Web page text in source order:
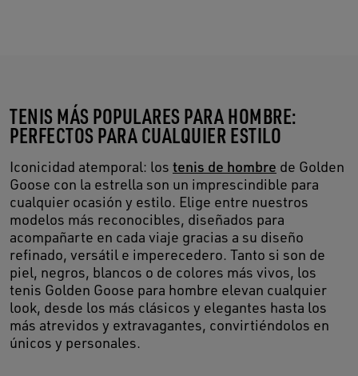
TENIS MÁS POPULARES PARA HOMBRE:
PERFECTOS PARA CUALQUIER ESTILO
Iconicidad atemporal: los tenis de hombre de Golden
Goose con la estrella son un imprescindible para
cualquier ocasión y estilo. Elige entre nuestros
modelos más reconocibles, diseñados para
acompañarte en cada viaje gracias a su diseño
refinado, versátil e imperecedero. Tanto si son de
piel, negros, blancos o de colores más vivos, los
tenis Golden Goose para hombre elevan cualquier
look, desde los más clásicos y elegantes hasta los
más atrevidos y extravagantes, convirtiéndolos en
únicos y personales.